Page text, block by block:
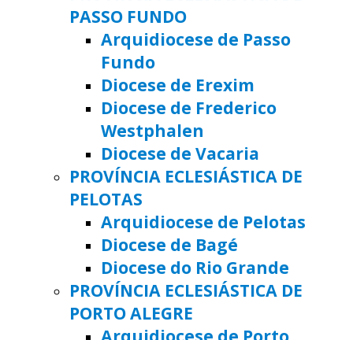
PASSO FUNDO
Arquidiocese de Passo
Fundo
Diocese de Erexim
Diocese de Frederico
Westphalen
Diocese de Vacaria
PROVÍNCIA ECLESIÁSTICA DE
PELOTAS
Arquidiocese de Pelotas
Diocese de Bagé
Diocese do Rio Grande
PROVÍNCIA ECLESIÁSTICA DE
PORTO ALEGRE